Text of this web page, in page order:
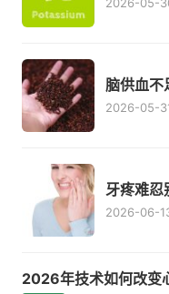
脑供血不
2026-05-
牙疼难忍
2026-06-
2026年技术如何改变